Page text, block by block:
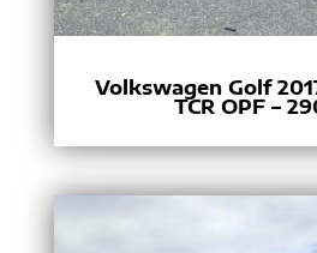
Volkswagen Golf
TCR OPF –